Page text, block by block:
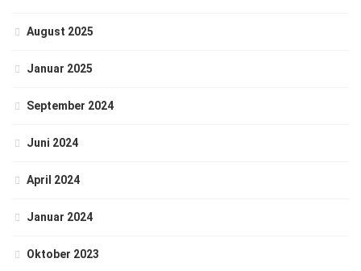
August 2025
Januar 2025
September 2024
Juni 2024
April 2024
Januar 2024
Oktober 2023